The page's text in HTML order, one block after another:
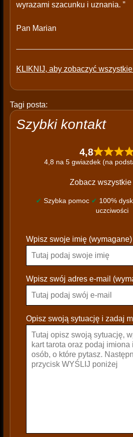
wyrazami szacunku i uznania. ”
Pan Marian
KLIKNIJ, aby zobaczyć
Tagi posta:
Szybki kontakt
4,8
4,8 na 5 gwiazdek (na
Zobacz wszystkie
✔ Szybka pomoc ✔ 100%
uczciwości
l
a
s
e
a
e
Wpisz swoje imię (wymagane)
Wpisz swój adres e-mail
Opisz swoją sytuację i zadaj